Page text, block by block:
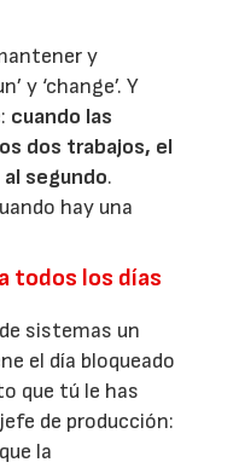
y
y ‘change’. Y
cuando las
dos trabajos, el
segundo.
hay una
todos los días
sistemas un
el día bloqueado
que tú le has
de producción:
la